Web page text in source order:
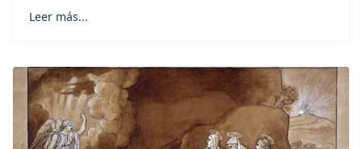
Leer más...